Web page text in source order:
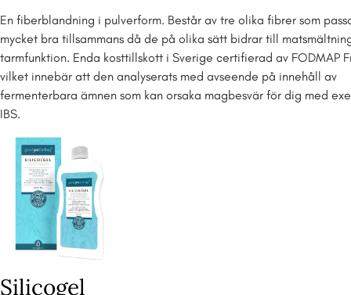
En fiberblandning i pulverform. Består av tre olika fibrer som
mycket bra tillsammans då de på olika sätt bidrar till
tarmfunktion. Enda kosttillskott i Sverige certifierad av FODMAP
vilket innebär att den analyserats med avseende på innehåll av
fermenterbara ämnen som kan orsaka magbesvär för dig med
IBS.
Silicogel